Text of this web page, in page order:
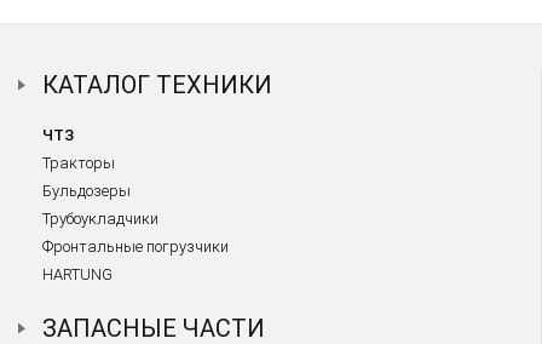
КАТАЛОГ ТЕХНИКИ
ЧТЗ
Тракторы
Бульдозеры
Трубоукладчики
Фронтальные погрузчики
HARTUNG
ЗАПАСНЫЕ ЧАСТИ